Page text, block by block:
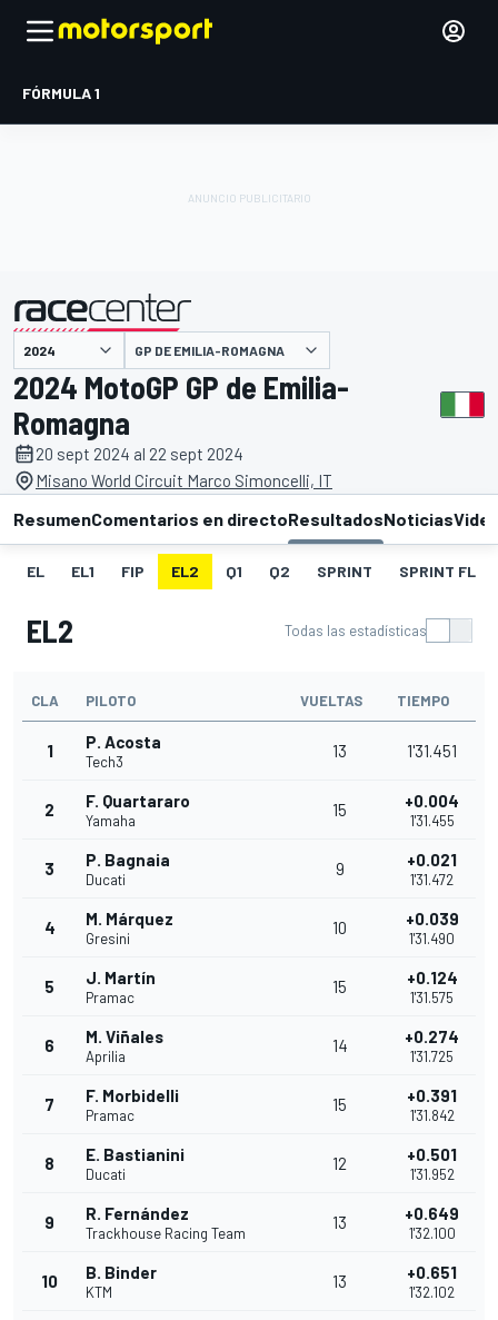
FÓRMULA 1
presentado por GP DE EMILIA-ROMAGNA
2024 MotoGP GP de Emilia-
Romagna
20 sept 2024 al 22 sept 2024
Misano World Circuit Marco Simoncelli, IT
ResumenComentarios en directoResultadosNoticias
EL EL1 FIP EL2 Q1 Q2 SPRINT SPRINT FL
EL2 Todas las estadísticas
CLA PILOTO VUELTAS TIEMPO
1 P. Acosta
Tech3
13 1'31.451
2 F. Quartararo
Yamaha
15 +0.004
1'31.455
3 P. Bagnaia
Ducati
9 +0.021
1'31.472
4 M. Márquez
Gresini
10 +0.039
1'31.490
5 J. Martín
Pramac
15 +0.124
1'31.575
6 M. Viñales
Aprilia
14 +0.274
1'31.725
7 F. Morbidelli
Pramac
15 +0.391
1'31.842
8 E. Bastianini
Ducati
12 +0.501
1'31.952
9 R. Fernández
Trackhouse Racing Team
13 +0.649
1'32.100
10 B. Binder
KTM
13 +0.651
1'32.102